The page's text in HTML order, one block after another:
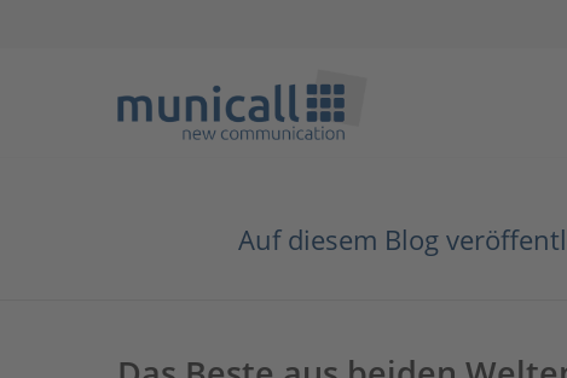
Auf diesem Blog